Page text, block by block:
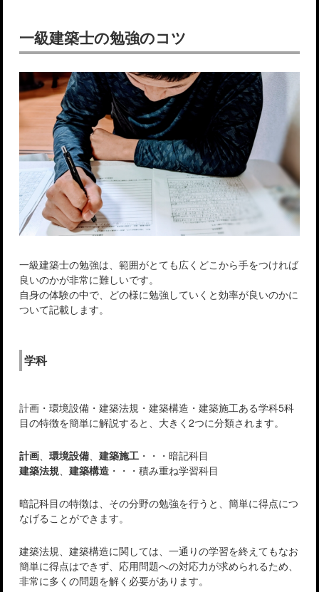
一級建築士の勉強のコツ
一級建築士の勉強は、範囲がとても広くどこから手をつければ
良いのかが非常に難しいです。
自身の体験の中で、どの様に勉強していくと効率が良いのかに
ついて記載します。
学科
計画・環境設備・建築法規・建築構造・建築施工ある学科5科
目の特徴を簡単に解説すると、大きく2つに分類されます。
計画、環境設備、建築施工 ・・・暗記科目
建築法規、建築構造 ・・・積み重ね学習科目
暗記科目の特徴は、その分野の勉強を行うと、簡単に得点につ
なげることができます。
建築法規、建築構造に関しては、一通りの学習を終えてもなお
簡単に得点はできず、応用問題への対応力が求められるため、
非常に多くの問題を解く必要があります。